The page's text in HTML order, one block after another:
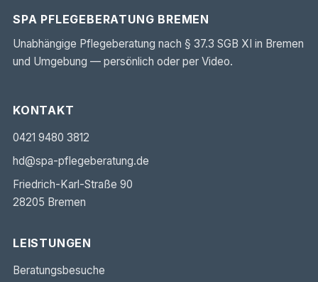
SPA PFLEGEBERATUNG BREMEN
Unabhängige Pflegeberatung nach § 37.3 SGB XI in Bremen
und Umgebung — persönlich oder per Video.
KONTAKT
0421 9480 3812
hd@spa-pflegeberatung.de
Friedrich-Karl-Straße 90
28205 Bremen
LEISTUNGEN
Beratungsbesuche